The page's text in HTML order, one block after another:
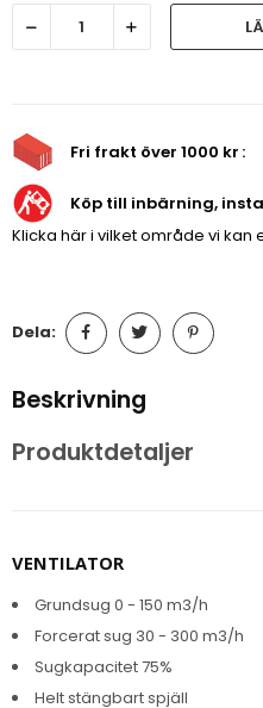
Fri frakt över 1000 kr
Köp till inbärning,
Klicka här i vilket område vi kan
Dela:
Beskrivning
Produktdetaljer
VENTILATOR
Grundsug 0 - 150 m3/h
Forcerat sug 30 - 300 m3/h
Sugkapacitet 75%
Helt stängbart spjäll